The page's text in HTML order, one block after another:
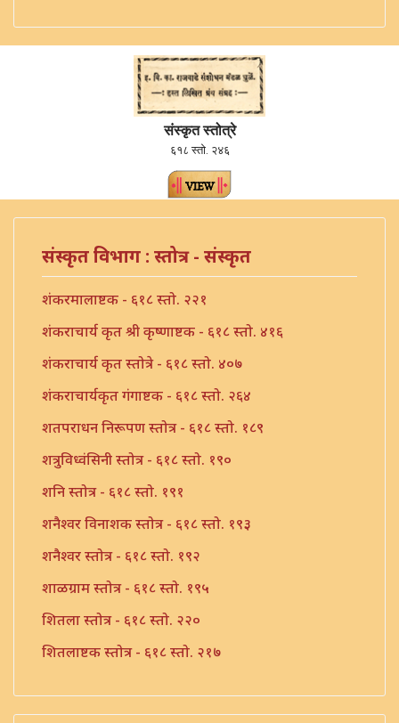
संस्कृत स्तोत्रे
६१८ स्तो. २४६
संस्कृत विभाग : स्तोत्र - संस्कृत
शंकरमालाष्टक - ६१८ स्तो. २२१
शंकराचार्य कृत श्री कृष्णाष्टक - ६१८ स्तो. ४१६
शंकराचार्य कृत स्तोत्रे - ६१८ स्तो. ४०७
शंकराचार्यकृत गंगाष्टक - ६१८ स्तो. २६४
शतपराधन निरूपण स्तोत्र - ६१८ स्तो. १८९
शत्रुविध्वंसिनी स्तोत्र - ६१८ स्तो. १९०
शनि स्तोत्र - ६१८ स्तो. १९१
शनैश्वर विनाशक स्तोत्र - ६१८ स्तो. १९३
शनैश्वर स्तोत्र - ६१८ स्तो. १९२
शाळग्राम स्तोत्र - ६१८ स्तो. १९५
शितला स्तोत्र - ६१८ स्तो. २२०
शितलाष्टक स्तोत्र - ६१८ स्तो. २१७
शिव नामावली - ६१८ स्तो. ३९०